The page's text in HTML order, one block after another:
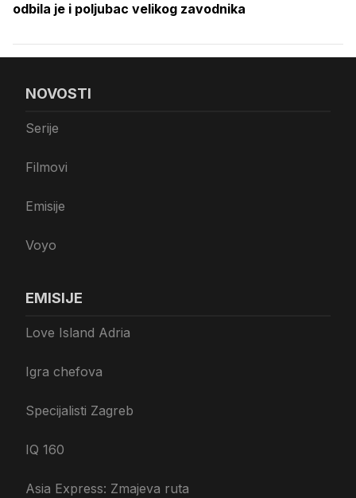
odbila je i poljubac velikog zavodnika
NOVOSTI
Serije
Filmovi
Emisije
Voyo
EMISIJE
Love Island Adria
Igra chefova
Specijalisti Zagreb
IQ 160
Asia Express: Zmajeva ruta